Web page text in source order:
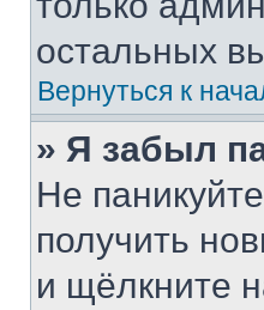
остальных
Вернуться к
» Я забыл
Не
получить
и щёлкните